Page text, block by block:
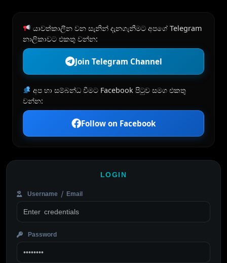
යාවත්කාලීන වන සැනින් දැනගැනීමට අපගේ Telegram
නාලිකාවට එකතු වන්න:
Join Telegram Channel
අප හා සම්බන්ධ වීමට Facebook පිටුව සමග එකතු
වන්න:
Follow on Facebook
LOGIN
Username / Email
Password